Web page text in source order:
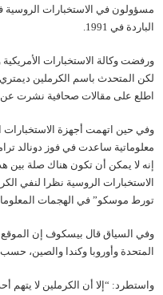
مسؤولون في الاستخبارات الروسية
الباردة في 1991.
ورفضت وكالة الاستخبارات
لكن المتحدث باسم الكرملين
اطلع على مقالات صحافية نشرت عن
وفي حين اتهمت أجهزة الاستخبارات
معلوماتية ساعدت في فوز دونالد
إنه لا يمكن أن تكون هناك صلة بين
الاستخبارات الروسية نظرا لنفي
تورط موسكو” في الهجمات
وفي السياق قال بيسكوف إن الموقع
المتحدة وأوروبا وكندا والصين،
واستطرد: “إلا أن الكرملين لا